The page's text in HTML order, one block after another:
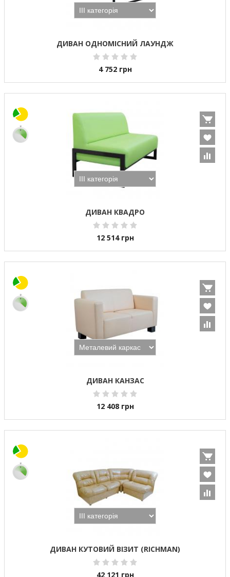
ДИВАН ОДНОМІСНИЙ ЛАУНДЖ
4 752 грн
ДИВАН КВАДРО
12 514 грн
ДИВАН КАНЗАС
12 408 грн
ДИВАН КУТОВИЙ ВІЗИТ (RICHMAN)
42 121 грн